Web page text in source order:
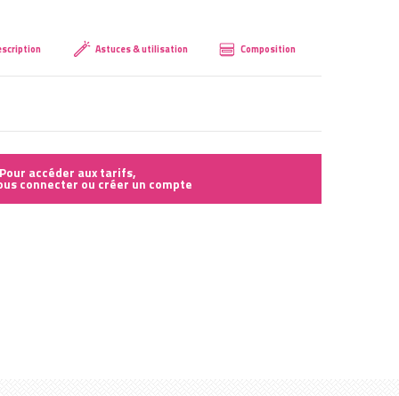
Créer mon compte
Astuces & utilisation Composition
Pour accéder aux tarifs,
connecter ou créer un compte